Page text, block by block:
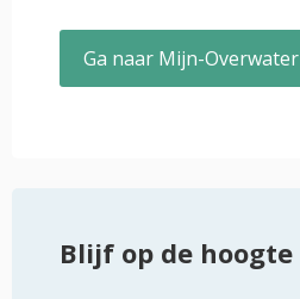
Ga naar Mijn-Overwater
Blijf op de hoogte